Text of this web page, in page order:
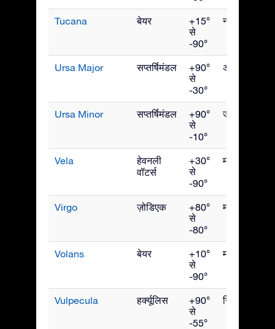
Tucana बेयर
+15°
से
-90°
नवंबर
Ursa Major सप्तर्षिमंडल
+90°
से
-30°
अप्रैल
Ursa Minor सप्तर्षिमंडल
+90°
से
-10°
जून
Vela
हेवनली
वॉटर्स
+30°
से
-90°
मार्च
Virgo ज़ोडिएक
+80°
से
-80°
मई
Volans बेयर
+10°
से
-90°
मार्च
Vulpecula हर्क्यूलिस
+90°
से
-55°
सितंबर